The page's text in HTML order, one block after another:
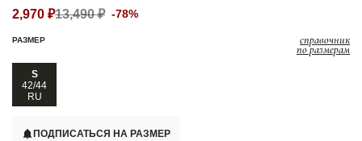
2,970 ₽13,490 ₽ -78%
РАЗМЕР справочник
по размерам
S
42/44
RU
ПОДПИСАТЬСЯ НА РАЗМЕР